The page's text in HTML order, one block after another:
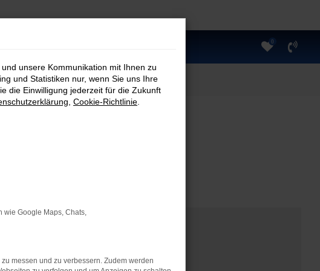
0
unsere Kommunikation mit Ihnen zu
und Statistiken nur, wenn Sie uns Ihre
die Einwilligung jederzeit für die Zukunft
Cookie-Richtlinie
wie Google Maps, Chats,
messen und zu verbessern. Zudem werden